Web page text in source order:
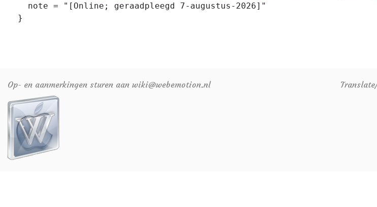
   note = "[Online; geraadpleegd 7-augustus-2026]"
Op- en aanmerkingen sturen aan wiki@webemotion.nl